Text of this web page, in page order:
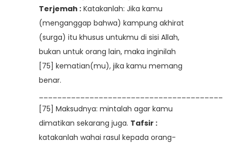
Terjemah : Katakanlah: Jika kamu
(menganggap bahwa) kampung akhirat
(surga) itu khusus untukmu di sisi Allah,
bukan untuk orang lain, maka inginilah
[75] kematian(mu), jika kamu memang
benar.
[75] Maksudnya: mintalah agar kamu
dimatikan sekarang juga. Tafsir :
katakanlah wahai rasul kepada orang-